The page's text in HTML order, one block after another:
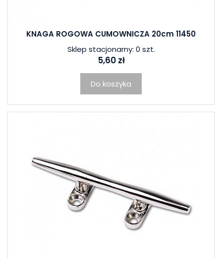
KNAGA ROGOWA CUMOWNICZA 20cm 11450
Sklep stacjonarny: 0 szt.
5,60 zł
Do koszyka